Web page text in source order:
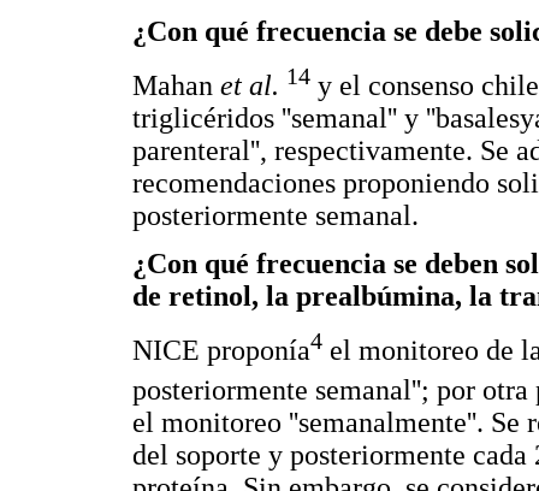
¿Con qué frecuencia se debe
Mahan et al. 14 y el consenso
triglicéridos ''semanal'' y
parenteral'', respectivamente. Se
recomendaciones proponiendo
posteriormente semanal.
¿Con qué frecuencia se deben
de retinol, la prealbúmina, la
NICE proponía4 el monitoreo de
posteriormente semanal''; por
el monitoreo ''semanalmente''.
del soporte y posteriormente